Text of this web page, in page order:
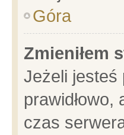
Góra
Zmieniłem
Jeżeli jesteś
czas